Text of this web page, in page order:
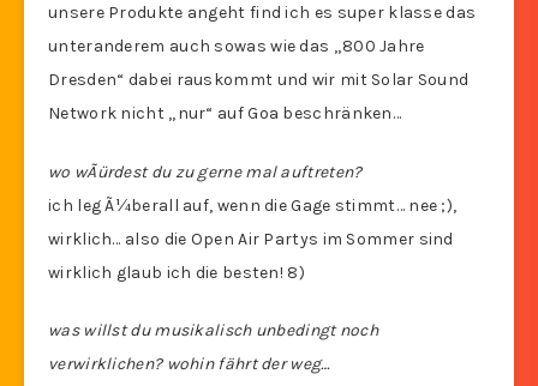
unsere Produkte angeht find ich es super klasse das
unteranderem auch sowas wie das „800 Jahre
Dresden“ dabei rauskommt und wir mit Solar Sound
Network nicht „nur“ auf Goa beschränken…
wo wÃürdest du zu gerne mal auftreten?
ich leg Ã¼berall auf, wenn die Gage stimmt… nee ;),
wirklich… also die Open Air Partys im Sommer sind
wirklich glaub ich die besten! 8)
was willst du musikalisch unbedingt noch
verwirklichen? wohin fährt der weg…